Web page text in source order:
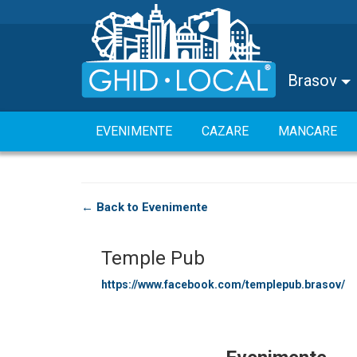
Brasov
EVENIMENTE CAZARE MANCARE
← Back to Evenimente
Temple Pub
https://www.facebook.com/templepub.brasov/